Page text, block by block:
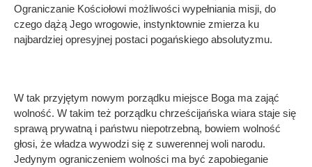
Ograniczanie Kościołowi możliwości wypełniania misji, do
czego dążą Jego wrogowie, instynktownie zmierza ku
najbardziej opresyjnej postaci pogańskiego absolutyzmu.
W tak przyjętym nowym porządku miejsce Boga ma zająć
wolność. W takim też porządku chrześcijańska wiara staje się
sprawą prywatną i państwu niepotrzebną, bowiem wolność
głosi, że władza wywodzi się z suwerennej woli narodu.
Jedynym ograniczeniem wolności ma być zapobieganie